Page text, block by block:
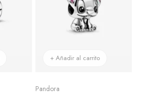
+ Añadir al carrito
Pandora